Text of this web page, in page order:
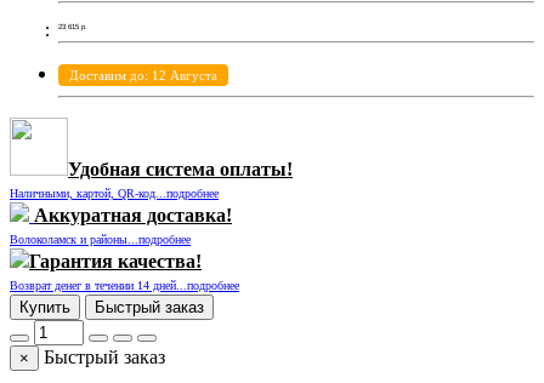
23 615 р.
Доставим до: 12 Августа
Удобная система оплаты!
Наличными, картой, QR-код...подробнее
Аккуратная доставка!
Волоколамск и районы...подробнее
Гарантия качества!
Возврат денег в течении 14 дней...подробнее
Купить Быстрый заказ
× Быстрый заказ